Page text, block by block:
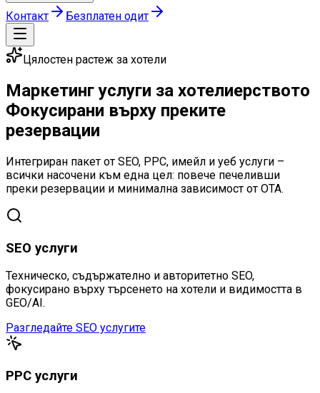
Контакт Безплатен одит
Цялостен растеж за хотели
Маркетинг услуги за хотелиерството
Фокусирани върху преките
резервации
Интегриран пакет от SEO, PPC, имейл и уеб услуги –
всички насочени към една цел: повече печеливши
преки резервации и минимална зависимост от OTA.
SEO услуги
Техническо, съдържателно и авторитетно SEO,
фокусирано върху търсенето на хотели и видимостта в
GEO/AI.
Разгледайте SEO услугите
PPC услуги